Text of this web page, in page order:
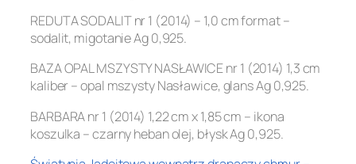
REDUTA SODALIT nr 1 (2014) – 1,0 cm format –
sodalit, migotanie Ag 0,925.
BAZA OPAL MSZYSTY NASŁAWICE nr 1 (2014) 1,3 cm
kaliber – opal mszysty Nasławice, glans Ag 0,925.
BARBARA nr 1 (2014) 1,22 cm x 1,85 cm – ikona
koszulka – czarny heban olej, błysk Ag 0,925.